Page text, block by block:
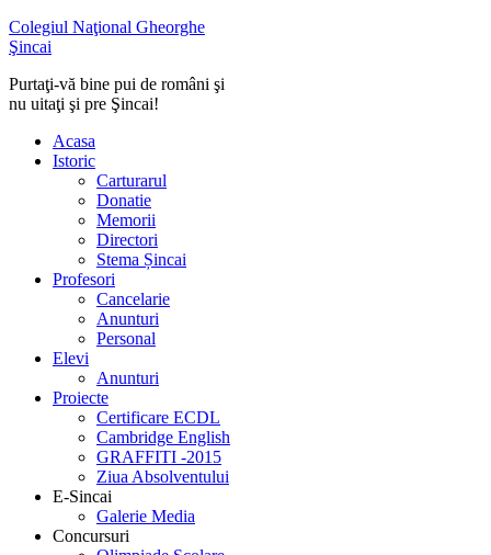
Colegiul Naţional Gheorghe
Şincai
Purtaţi-vă bine pui de români şi
nu uitaţi şi pre Şincai!
Acasa
Istoric
Carturarul
Donatie
Memorii
Directori
Stema Șincai
Profesori
Cancelarie
Anunturi
Personal
Elevi
Anunturi
Proiecte
Certificare ECDL
Cambridge English
GRAFFITI -2015
Ziua Absolventului
E-Sincai
Galerie Media
Concursuri